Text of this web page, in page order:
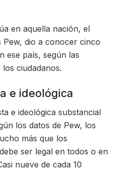
en aquella nación, el
Pew, dio a conocer cinco
ese país, según las
ciudadanos.
e ideológica
e ideológica substancial
los datos de Pew, los
más que los
ser legal en todos o en
nueve de cada 10